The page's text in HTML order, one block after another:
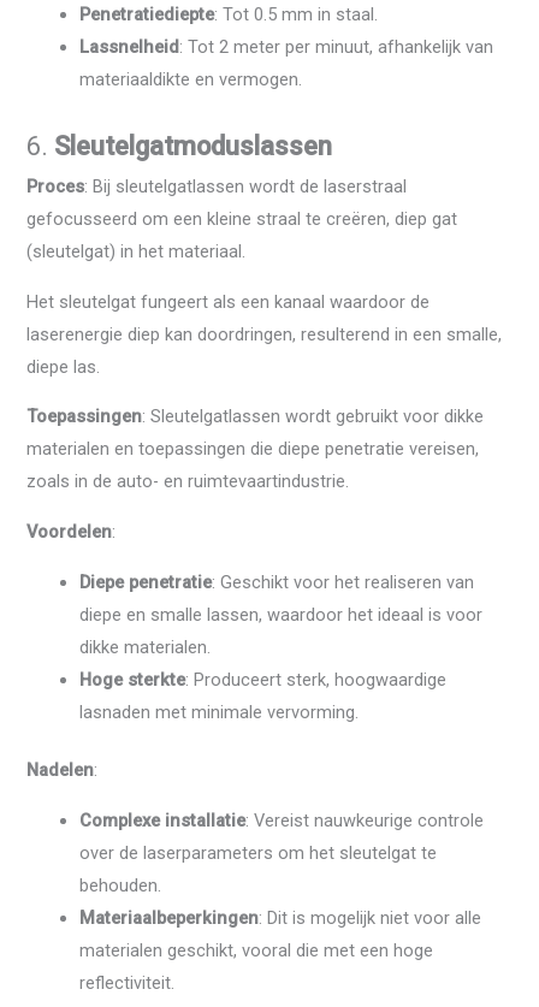
Penetratiediepte: Tot 0.5 mm in staal.
Lassnelheid : Tot 2 meter per minuut, afhankelijk van
materiaaldikte en vermogen.
6. Sleutelgatmoduslassen
Proces: Bij sleutelgatlassen wordt de laserstraal
gefocusseerd om een ​​kleine straal te creëren, diep gat
(sleutelgat) in het materiaal.
Het sleutelgat fungeert als een kanaal waardoor de
laserenergie diep kan doordringen, resulterend in een smalle,
diepe las.
Toepassingen: Sleutelgatlassen wordt gebruikt voor dikke
materialen en toepassingen die diepe penetratie vereisen,
zoals in de auto- en ruimtevaartindustrie.
Voordelen:
Diepe penetratie: Geschikt voor het realiseren van
diepe en smalle lassen, waardoor het ideaal is voor
dikke materialen.
Hoge sterkte: Produceert sterk, hoogwaardige
lasnaden met minimale vervorming.
Nadelen:
Complexe installatie: Vereist nauwkeurige controle
over de laserparameters om het sleutelgat te
behouden.
Materiaalbeperkingen: Dit is mogelijk niet voor alle
materialen geschikt, vooral die met een hoge
reflectiviteit.